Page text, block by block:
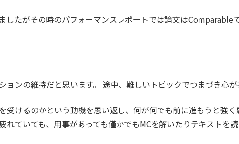
したがその時のパフォーマンスレポートでは論文はComparable
ョンの維持だと思います。 途中、難しいトピックでつまづき心が
受けるのかという動機を思い返し、何が何でも前に進もうと強
れていても、用事があっても僅かでもMCを解いたりテキストを